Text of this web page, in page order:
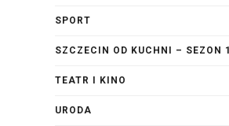
SPORT
SZCZECIN OD KUCHNI – SEZON 1
TEATR I KINO
URODA